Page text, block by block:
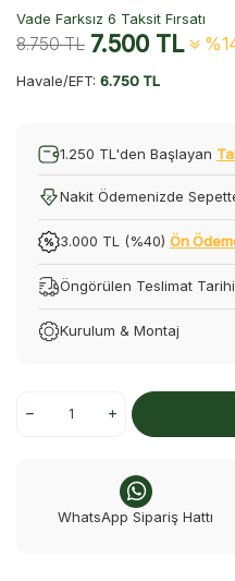
Vade Farksız 6 Taksit Fırsatı
8.750TL 7.500TL
Havale/EFT: 6.750 TL
1.250 TL'den Başlayan
Nakit Ödemenizde
3.000 TL (%40) Ön
Öngörülen Teslimat
Kurulum & Montaj
WhatsApp Sipariş Hattı